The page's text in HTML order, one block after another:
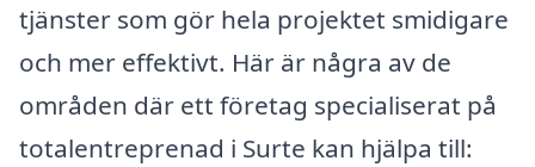
tjänster som gör hela projektet smidigare
och mer effektivt. Här är några av de
områden där ett företag specialiserat på
totalentreprenad i Surte kan hjälpa till: